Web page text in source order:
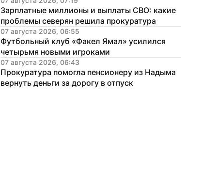
Зарплатные миллионы и выплаты СВО: какие
проблемы северян решила прокуратура
07 августа 2026, 06:55
Футбольный клуб «Факел Ямал» усилился
четырьмя новыми игроками
07 августа 2026, 06:43
Прокуратура помогла пенсионеру из Надыма
вернуть деньги за дорогу в отпуск